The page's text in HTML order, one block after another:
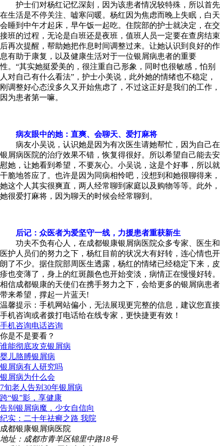
护士们对杨红记忆深刻，因为该患者情况较特殊，所以首先
在生活是不停关注、嘘寒问暖。杨红因为焦虑而晚上失眠，白天
会睡到中午才起床，早午饭一起吃。住院部的护士就决定，在交
接班的过程，无论是白班还是夜班，值班人员一定要在查房结束
后再次提醒，帮助她把作息时间调整过来。让她认识到良好的作
息有助于康复，以及健康生活对于一位银屑病患者的重要
性。“其实她挺爱美的，很注重自己形象，同时也很敏感，怕别
人对自己有什么看法”，护士小美说，此外她的情绪也不稳定，
刚调整好心态没多久又开始焦虑了，不过这正好是我们的工作，
因为患者第一嘛。
病友眼中的她：直爽、会聊天、爱打麻将
病友小吴说，认识她是因为有次医生请她帮忙，因为自己在
银屑病医院的治疗效果不错，恢复得很好。所以希望自己能去安
慰她，让她看到希望，不要灰心。小吴说，这是个好事，所以就
干脆地答应了。也许是因为同病相怜吧，没想到和她很聊得来，
她这个人其实很爽直，两人经常聊到家庭以及购物等等。此外，
她很爱打麻将，因为聊天的时候会经常聊到。
后记：众医者为爱坚守一线，力援患者重获新生
功夫不负有心人，在成都银康银屑病医院众多专家、医生和
医护人员们的努力之下，杨红目前的状况大有好转，连心情也开
朗了不少。据住院部周医生透露，杨红的情绪已经稳定下来，皮
疹也变薄了，身上的红斑颜色也开始变淡，病情正在慢慢好转。
相信成都银康的天使们在携手努力之下，会给更多的银屑病患者
带来希望，撑起一片蓝天!
温馨提示：手机网站偏小，无法展现更完整的信息，建议您直接
手机咨询或者拨打电话给在线专家，更快捷更有效！
手机咨询电话咨询
你是不是要看？
谁能彻底攻克银屑病
婴儿胳膊银屑病
银屑病有人研究吗
银屑病为什么会
7旬老人告别30年银屑病
跨“银”影，享健康
告别银屑病魔，少女自信向
纪实：二十年祛癣之路 我院
成都银康银屑病医院
地址：成都市青羊区锦里中路18号